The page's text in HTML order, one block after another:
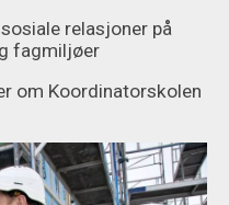
relasjoner på
fagmiljøer
om Koordinatorskolen